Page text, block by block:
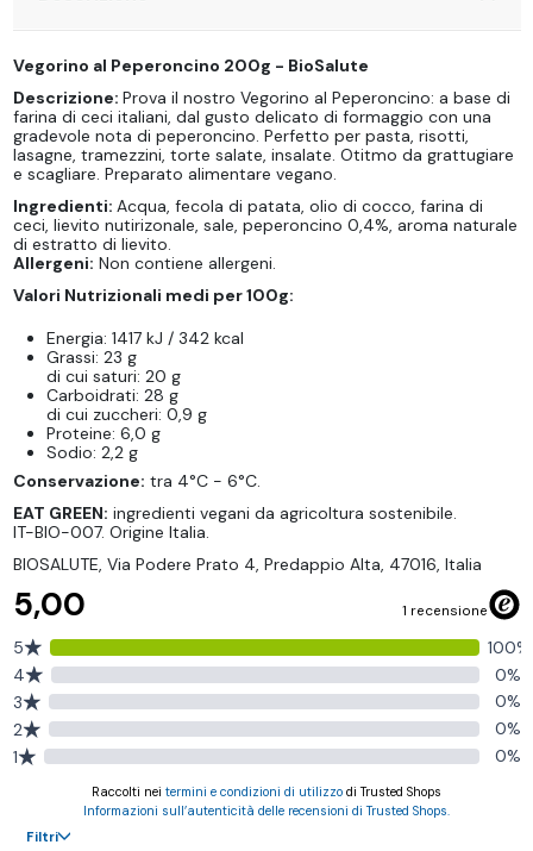
Vegorino al Peperoncino 200g - BioSalute
Descrizione: Prova il nostro Vegorino al Peperoncino: a base di
farina di ceci italiani, dal gusto delicato di formaggio con una
gradevole nota di peperoncino. Perfetto per pasta, risotti,
lasagne, tramezzini, torte salate, insalate. Otitmo da grattugiare
e scagliare. Preparato alimentare vegano.
Ingredienti: Acqua, fecola di patata, olio di cocco, farina di
ceci, lievito nutirizonale, sale, peperoncino 0,4%, aroma naturale
di estratto di lievito.
Allergeni: Non contiene allergeni.
Valori Nutrizionali medi per 100g:
Energia: 1417 kJ / 342 kcal
Grassi: 23 g
di cui saturi: 20 g
Carboidrati: 28 g
di cui zuccheri: 0,9 g
Proteine: 6,0 g
Sodio: 2,2 g
Conservazione: tra 4°C - 6°C.
EAT GREEN: ingredienti vegani da agricoltura sostenibile.
IT-BIO-007. Origine Italia.
BIOSALUTE, Via Podere Prato 4, Predappio Alta, 47016, Italia